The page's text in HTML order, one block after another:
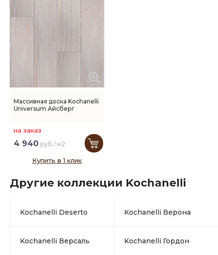
Массивная доска Kochanelli
Universum Айсберг
на заказ
4 940 руб / м2
Купить в 1 клик
Другие коллекции Kochanelli
Kochanelli Deserto Kochanelli Верона
Kochanelli Версаль Kochanelli Гордон